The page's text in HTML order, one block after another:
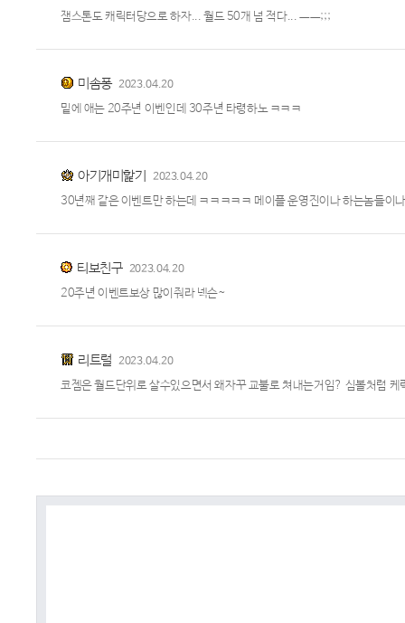
잼스톤도 캐릭터당으로 하자... 월드 50개 넘 적다... ㅡㅡ;;;
미솜퐁 2023.04.20
밑에 애는 20주년 이벤인데 30주년 타령하노 ㅋㅋㅋ
아기개미핥기 2023.04.20
30년째 같은 이벤트만 하는데 ㅋㅋㅋㅋㅋ 메이플 운영진이나 하는놈들이
티보친구 2023.04.20
20주년 이벤트보상 많이줘라 넥슨~
리트럴 2023.04.20
코젬은 월드단위로 살수있으면서 왜자꾸 교불로 쳐내는거임? 심볼처럼